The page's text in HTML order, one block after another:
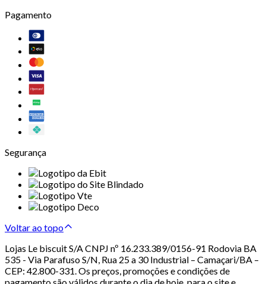
Pagamento
Segurança
Voltar ao topo
Lojas Le biscuit S/A CNPJ nº 16.233.389/0156-91 Rodovia BA
535 - Via Parafuso S/N, Rua 25 a 30 Industrial – Camaçari/BA –
CEP: 42.800-331. Os preços, promoções e condições de